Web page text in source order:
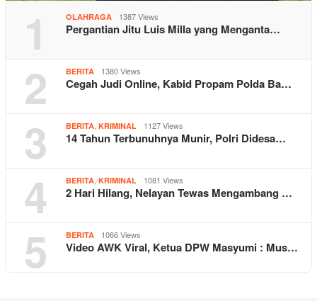
1 OLAHRAGA 1387 Views
Pergantian Jitu Luis Milla yang Menganta…
2 BERITA 1380 Views
Cegah Judi Online, Kabid Propam Polda Ba…
3 BERITA KRIMINAL 1127 Views
14 Tahun Terbunuhnya Munir, Polri Didesa…
4 BERITA KRIMINAL 1081 Views
2 Hari Hilang, Nelayan Tewas Mengambang …
5 BERITA 1066 Views
Video AWK Viral, Ketua DPW Masyumi : Mus…